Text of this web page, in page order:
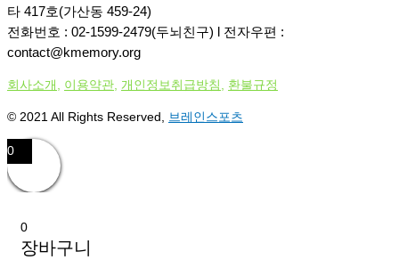
타 417호(가산동 459-24)
전화번호 : 02-1599-2479(두뇌친구) l 전자우편 :
contact@kmemory.org
회사소개 , 이용약관, 개인정보취급방침 , 환불규정
© 2021 All Rights Reserved, 브레인스포츠
0
0
장바구니